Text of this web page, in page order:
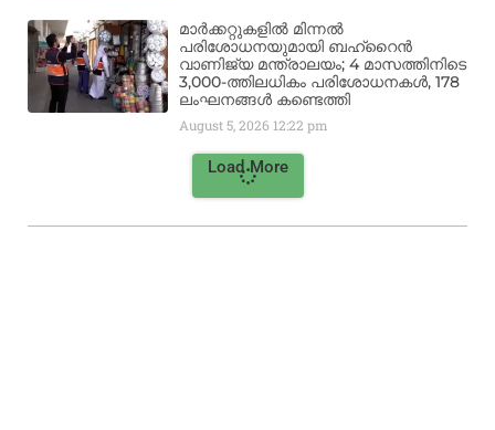
മാർക്കറ്റുകളിൽ മിന്നൽ
പരിശോധനയുമായി ബഹ്‌റൈൻ
വാണിജ്യ മന്ത്രാലയം; 4 മാസത്തിനിടെ
3,000-ത്തിലധികം പരിശോധനകൾ, 178
ലംഘനങ്ങൾ കണ്ടെത്തി
August 5, 2026 12:22 pm
Load More